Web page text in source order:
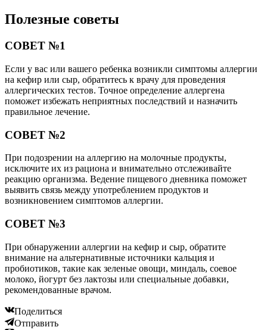
Полезные советы
СОВЕТ №1
Если у вас или вашего ребенка возникли симптомы аллергии
на кефир или сыр, обратитесь к врачу для проведения
аллергических тестов. Точное определение аллергена
поможет избежать неприятных последствий и назначить
правильное лечение.
СОВЕТ №2
При подозрении на аллергию на молочные продукты,
исключите их из рациона и внимательно отслеживайте
реакцию организма. Ведение пищевого дневника поможет
выявить связь между употреблением продуктов и
возникновением симптомов аллергии.
СОВЕТ №3
При обнаружении аллергии на кефир и сыр, обратите
внимание на альтернативные источники кальция и
пробиотиков, такие как зеленые овощи, миндаль, соевое
молоко, йогурт без лактозы или специальные добавки,
рекомендованные врачом.
Поделиться
Отправить